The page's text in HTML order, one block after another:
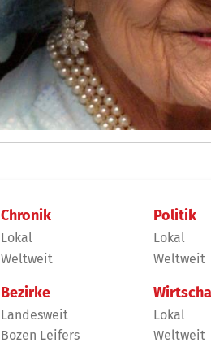
Chronik
Lokal
Weltweit
Bezirke
Landesweit
Bozen Leifers
Politik
Lokal
Weltweit
Lokal
Weltweit